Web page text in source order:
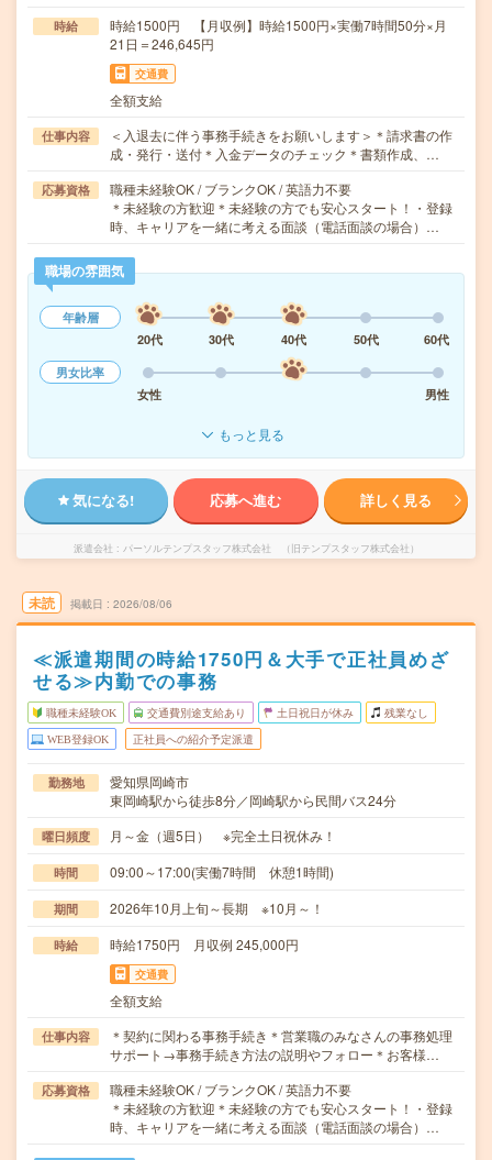
時給
時給1500円 【月収例】時給1500円×実働7時間50分×月
21日＝246,645円
交通費
全額支給
仕事内容
＜入退去に伴う事務手続きをお願いします＞＊請求書の作
成・発行・送付＊入金データのチェック＊書類作成、…
応募資格
職種未経験OK / ブランクOK / 英語力不要
＊未経験の方歓迎＊未経験の方でも安心スタート！・登録
時、キャリアを一緒に考える面談（電話面談の場合）…
職場の雰囲気
年齢層
20代
30代 40代 50代
60代
男女比率
女性
男性
もっと見る
気になる! 応募へ進む 詳しく見る
派遣会社 パーソルテンプスタッフ株式会社 （旧テンプスタッフ株式会社）
未読 掲載日 2026/08/06
≪派遣期間の時給1750円＆大手で正社員めざ
せる≫内勤での事務
職種未経験OK 交通費別途支給あり 土日祝日が休み 残業なし
WEB登録OK 正社員への紹介予定派遣
勤務地
愛知県岡崎市
東岡崎駅から徒歩8分／岡崎駅から民間バス24分
曜日頻度 月～金（週5日） ※完全土日祝休み！
時間 09:00～17:00(実働7時間 休憩1時間)
期間 2026年10月上旬～長期 ※10月～！
時給 時給1750円 月収例 245,000円
交通費
全額支給
仕事内容
＊契約に関わる事務手続き＊営業職のみなさんの事務処理
サポート→事務手続き方法の説明やフォロー＊お客様…
応募資格
職種未経験OK / ブランクOK / 英語力不要
＊未経験の方歓迎＊未経験の方でも安心スタート！・登録
時、キャリアを一緒に考える面談（電話面談の場合）…